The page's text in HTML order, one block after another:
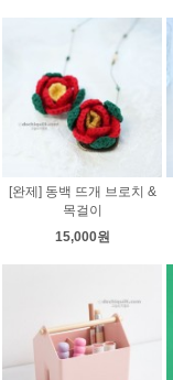
[완제] 동백 뜨개 브로치 &
목걸이
15,000원